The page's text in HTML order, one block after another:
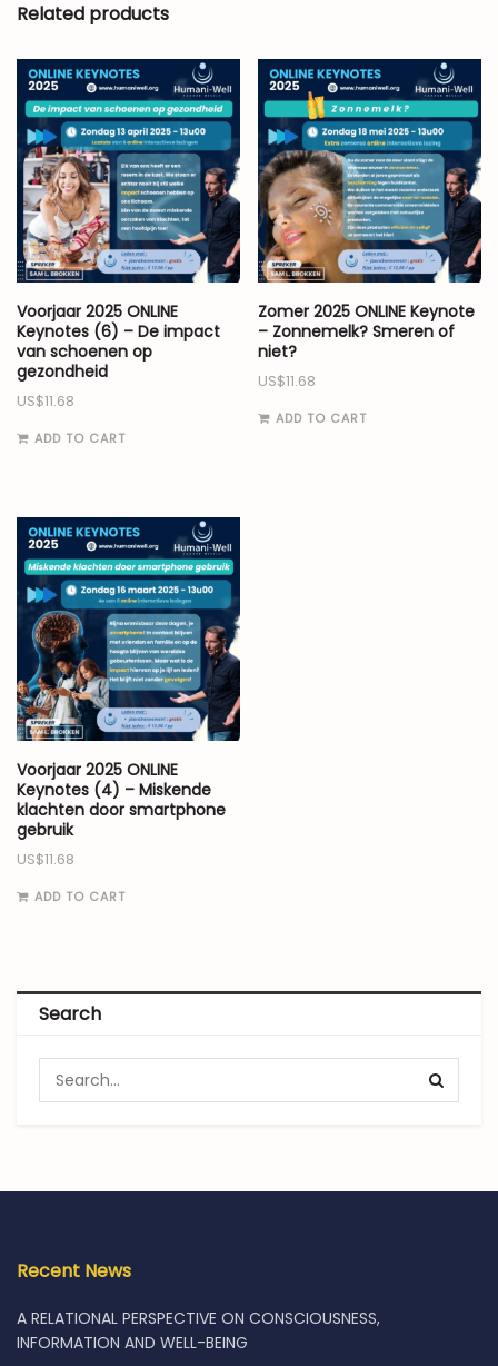
Related products
Voorjaar 2025 ONLINE
Keynotes (6) – De impact
van schoenen op
gezondheid
US$11.68
ADD TO CART
Zomer 2025 ONLINE Keynote
– Zonnemelk? Smeren of
niet?
US$11.68
ADD TO CART
Voorjaar 2025 ONLINE
Keynotes (4) – Miskende
klachten door smartphone
gebruik
US$11.68
ADD TO CART
Search
Recent News
A RELATIONAL PERSPECTIVE ON CONSCIOUSNESS,
INFORMATION AND WELL-BEING